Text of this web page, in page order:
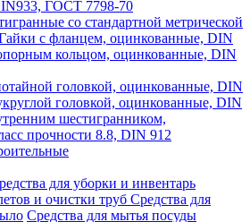
ГОСТ 7798-70
со стандартной метрической
с фланцем, оцинкованные, DIN
кольцом, оцинкованные, DIN
головкой, оцинкованные, DIN
головкой, оцинкованные, DIN
шестигранником,
прочности 8.8, DIN 912
для уборки и инвентарь
и очистки труб Средства для
Средства для мытья посуды